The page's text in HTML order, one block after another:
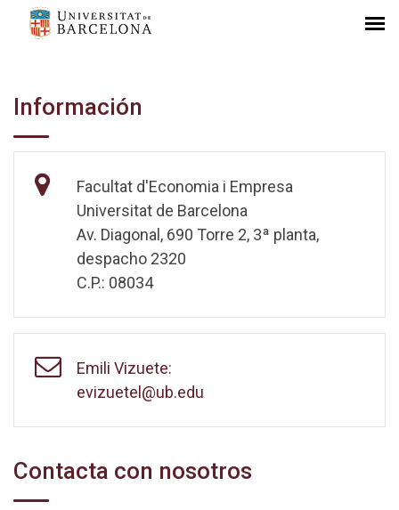
Información
Facultat d'Economia i Empresa
Universitat de Barcelona
Av. Diagonal, 690 Torre 2, 3ª planta,
despacho 2320
C.P.: 08034
Emili Vizuete:
evizuetel@ub.edu
Contacta con nosotros